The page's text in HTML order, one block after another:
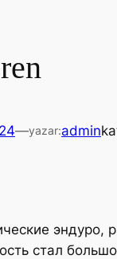
—yazar:admin
стал